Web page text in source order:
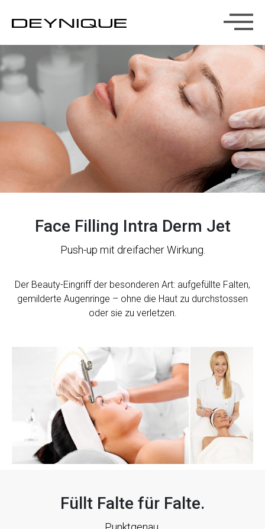
Face Filling Intra Derm Jet
Push-up mit dreifacher Wirkung.
Der Beauty-Eingriff der besonderen Art: aufgefüllte Falten,
gemilderte Augenringe – ohne die Haut zu durchstossen
oder sie zu verletzen.
Füllt Falte für Falte.